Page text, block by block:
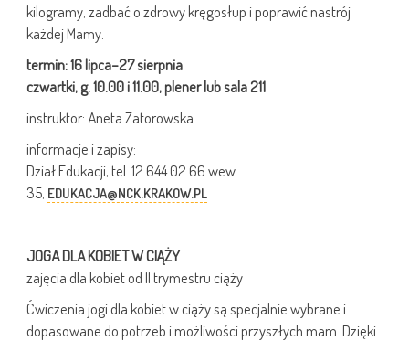
kilogramy, zadbać o zdrowy kręgosłup i poprawić nastrój
każdej Mamy.
termin: 16 lipca–27 sierpnia
czwartki, g. 10.00 i 11.00, plener lub sala 211
instruktor: Aneta Zatorowska
informacje i zapisy:
Dział Edukacji, tel. 12 644 02 66 wew.
35, EDUKACJA@NCK.KRAKOW.PL
JOGA DLA KOBIET W CIĄŻY
zajęcia dla kobiet od II trymestru ciąży
Ćwiczenia jogi dla kobiet w ciąży są specjalnie wybrane i
dopasowane do potrzeb i możliwości przyszłych mam. Dzięki